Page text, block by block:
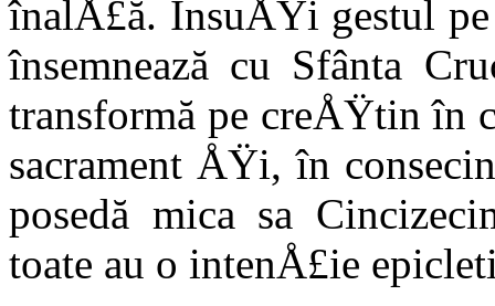
înalÅ£ă. ÎnsuÅŸi gestul
însemnează cu Sfânta
transformă pe creÅŸtin în
sacrament ÅŸi, în
posedă mica sa
toate au o intenÅ£ie